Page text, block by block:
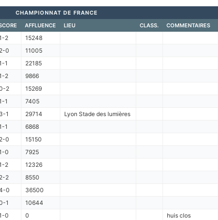
CHAMPIONNAT DE FRANCE
AFFLUENCE LIEU CLASS. COMMENTAIRES
2
15248
0
11005
1
22185
2
9866
2
15269
1
7405
1
29714
Lyon Stade des lumières
1
6868
0
15150
0
7925
2
12326
2
8550
0
36500
1
10644
0
0 huis clos